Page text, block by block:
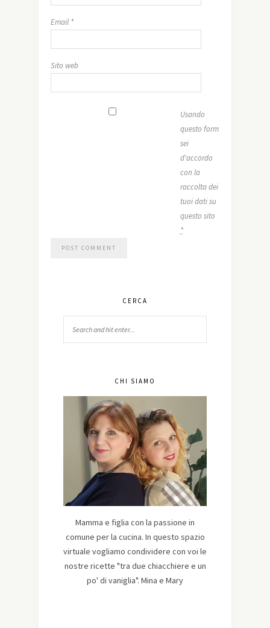
Email *
Sito web
Usando
questo form
sei
d'accordo
con la
raccolta dei
tuoi dati su
questo sito
*
CERCA
CHI SIAMO
Mamma e figlia con la passione in
comune per la cucina. In questo spazio
virtuale vogliamo condividere con voi le
nostre ricette "tra due chiacchiere e un
po' di vaniglia". Mina e Mary